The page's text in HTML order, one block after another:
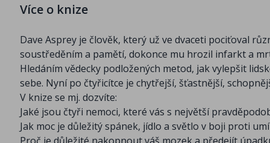
Více o knize
Dave Asprey je člověk, který už ve dvaceti pociťoval
soustředěním a pamětí, dokonce mu hrozil infarkt a
Hledáním vědecky podložených metod, jak vylepšit
sebe. Nyní po čtyřicítce je chytřejší, šťastnější,
V knize se mj. dozvíte:
Jaké jsou čtyři nemoci, které vás s největší
Jak moc je důležitý spánek, jídlo a světlo v boji proti
Proč je důležité nakopnout váš mozek a předejít